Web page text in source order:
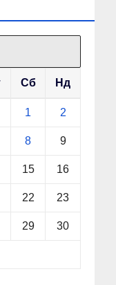
Сб Нд
1 2
8 9
15 16
22 23
29 30